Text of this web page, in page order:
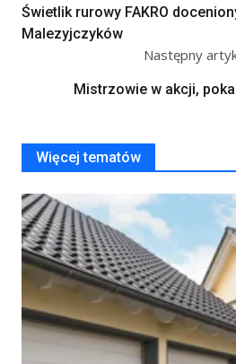
Świetlik rurowy FAKRO
Malezyjczyków
Następny
Mistrzowie w akcji,
Więcej tematów